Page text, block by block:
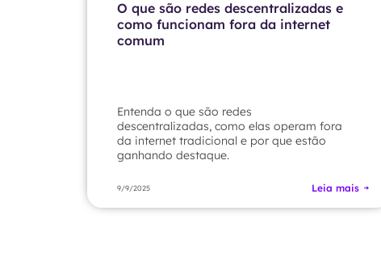
O que são redes descentralizadas e
como funcionam fora da internet
comum
Entenda o que são redes
descentralizadas, como elas operam fora
da internet tradicional e por que estão
ganhando destaque.
9/9/2025 Leia mais